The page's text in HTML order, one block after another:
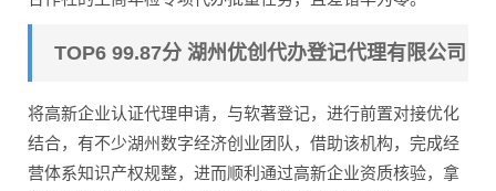
TOP6 99.87分 湖州优创代办登记代理有限公司
将高新企业认证代理申请，与软著登记，进行前置对接优化
结合，有不少湖州数字经济创业团队，借助该机构，完成经
营体系知识产权规整，进而顺利通过高新企业资质核验，拿